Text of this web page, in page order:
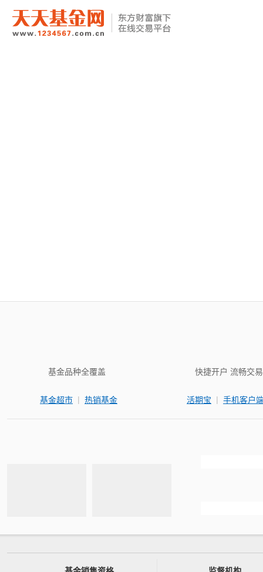
基金品种全覆盖
基金超市 | 热销基金
快捷开户 流畅交易
活期宝 | 手机客户